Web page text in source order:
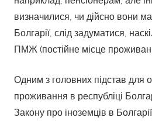
визначилися, чи дійсно вони
Болгарії, слід задуматися,
ПМЖ (постійне місце
Одним з головних підстав для
проживання в республіці
Закону про іноземців в